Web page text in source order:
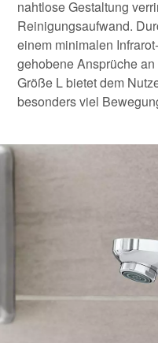
nahtlose Gestaltung
Reinigungsaufwand.
einem minimalen
gehobene Ansprüche
Größe L bietet dem
besonders viel